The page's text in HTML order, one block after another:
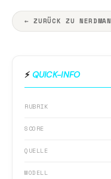
← ZURÜCK ZU NERDMAN
⚡ QUICK-INFO
RUBRIK
SCORE
QUELLE
MODELL